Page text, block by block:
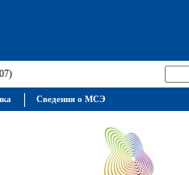
Сведения о МСЭ